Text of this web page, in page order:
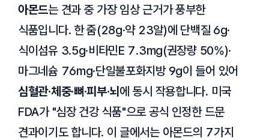
아몬드는 견과 중 가장 임상 근거가 풍부한
식품입니다. 한 줌(28g·약 23알)에 단백질 6g·
식이섬유 3.5g·비타민E 7.3mg(권장량 50%)·
마그네슘 76mg·단일불포화지방 9g이 들어 있어
심혈관·체중·뼈·피부·뇌 에 동시 작용합니다. 미국
FDA가 심장 건강 식품 으로 공식 인정한 드문
견과이기도 합니다. 이 글에서는 아몬드의 7가지